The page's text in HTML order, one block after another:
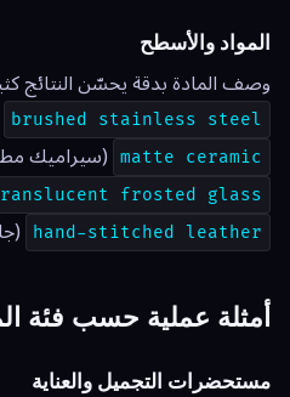
المواد والأسطح
وصف المادة بدقة يحسّن النتائج
brushed stainless steel
matte ceramic (سيراميك
frosted glass
hand-stitched leather
أمثلة عملية حسب فئة
مستحضرات التجميل والعناية